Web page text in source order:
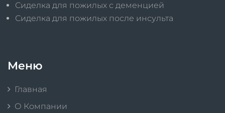
Сиделка для пожилых с деменцией
Сиделка для пожилых после инсульта
Меню
Главная
О Компании